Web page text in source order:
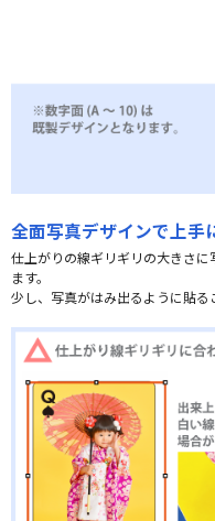
全面写真デザインで上手
仕上がりの線ギリギリの大きさ
ます。
少し、写真がはみ出るように貼る